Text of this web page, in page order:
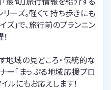
ーズ。軽くて持ち歩きにも
ズ」で、旅行前のプランニン
域の見どころ・伝統的な
ー「まっぷる地域応援プロ
ルにもお応えします！